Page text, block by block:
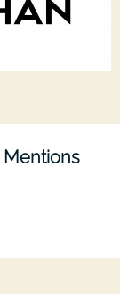
Mentions